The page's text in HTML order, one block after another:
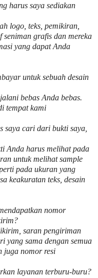
harus saya sediakan
logo, teks, pemikiran,
grafis dan mereka
yang dapat Anda
untuksebuah desain
bebas Anda bebas.
tempat kami
saya cari dari bukti saya,
Anda harus melihat pada
untuk melihatsample
pada ukuran yang
keakuratan teks, desain
nomor
saran pengiriman
yang sama dengan semua
juga nomorresi
layanan terburu-buru?